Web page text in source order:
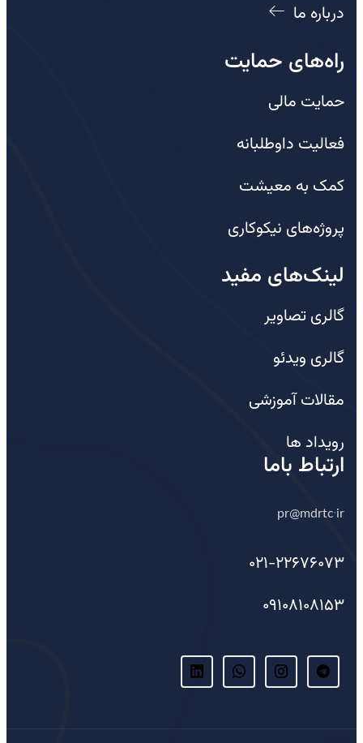
درباره ما
راه‌های حمایت
حمایت مالی
فعالیت داوطلبانه
کمک به معیشت
پروژه‌های نیکوکاری
لینک‌های مفید
گالری تصاویر
گالری ویدئو
مقالات آموزشی
رویداد ها
ارتباط باما
pr@mdrtc.ir
021-22676073
09108108153